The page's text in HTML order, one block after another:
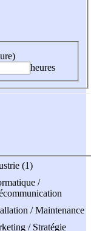
heures
(1)
/
/ Maintenance
/ Stratégie